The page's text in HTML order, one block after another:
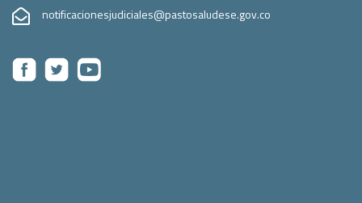
notificacionesjudiciales@pastosaludese.gov.co